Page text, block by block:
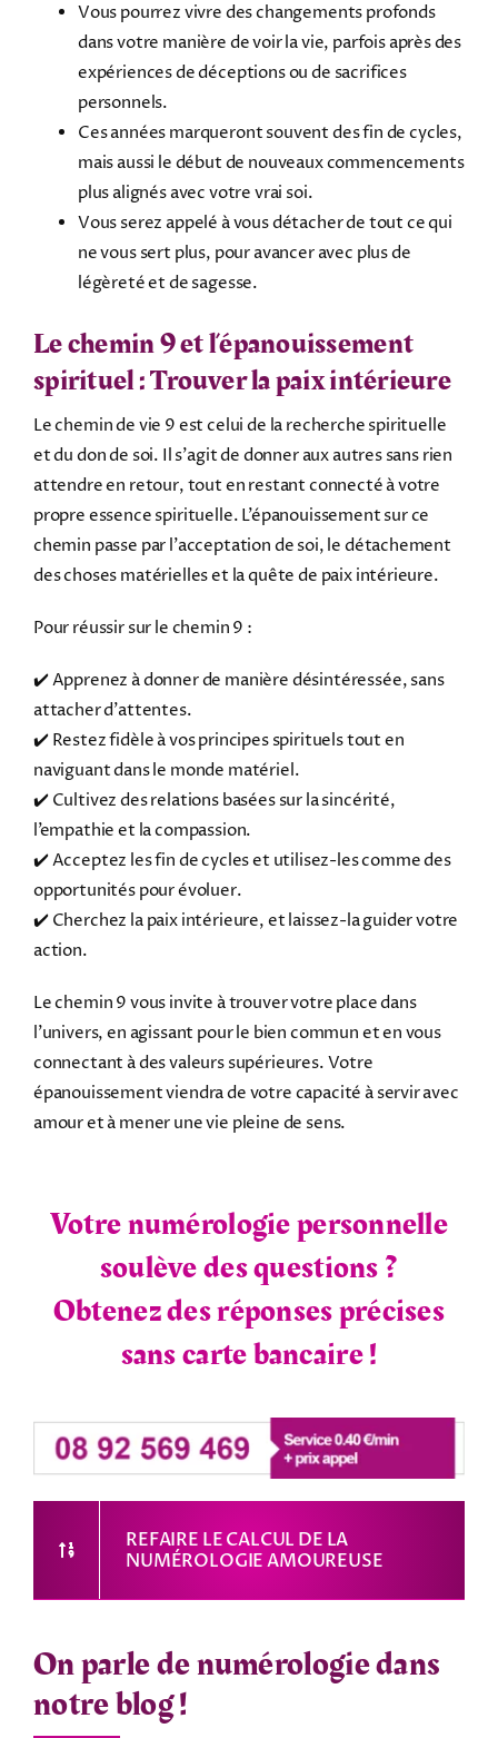
Vous pourrez vivre des changements profonds
dans votre manière de voir la vie, parfois après des
expériences de déceptions ou de sacrifices
personnels.
Ces années marqueront souvent des fin de cycles,
mais aussi le début de nouveaux commencements
plus alignés avec votre vrai soi.
Vous serez appelé à vous détacher de tout ce qui
ne vous sert plus, pour avancer avec plus de
légèreté et de sagesse.
Le chemin 9 et l’épanouissement
spirituel : Trouver la paix intérieure
Le chemin de vie 9 est celui de la recherche spirituelle
et du don de soi. Il s’agit de donner aux autres sans rien
attendre en retour, tout en restant connecté à votre
propre essence spirituelle. L’épanouissement sur ce
chemin passe par l’acceptation de soi, le détachement
des choses matérielles et la quête de paix intérieure.
Pour réussir sur le chemin 9 :
✔️ Apprenez à donner de manière désintéressée, sans
attacher d’attentes.
✔️ Restez fidèle à vos principes spirituels tout en
naviguant dans le monde matériel.
✔️ Cultivez des relations basées sur la sincérité,
l’empathie et la compassion.
✔️ Acceptez les fin de cycles et utilisez-les comme des
opportunités pour évoluer.
✔️ Cherchez la paix intérieure, et laissez-la guider votre
action.
Le chemin 9 vous invite à trouver votre place dans
l’univers, en agissant pour le bien commun et en vous
connectant à des valeurs supérieures. Votre
épanouissement viendra de votre capacité à servir avec
amour et à mener une vie pleine de sens.
Votre numérologie personnelle
soulève des questions ?
Obtenez des réponses précises
sans carte bancaire !
REFAIRE LE CALCUL DE LA
NUMÉROLOGIE AMOUREUSE
On parle de numérologie dans
notre blog !